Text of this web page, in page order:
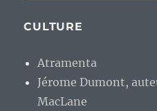
CULTURE
Atramenta
Jérome Dumont,
MacLane